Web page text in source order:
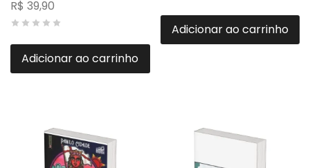
R$ 39,90
Adicionar ao carrinho
Adicionar ao carrinho